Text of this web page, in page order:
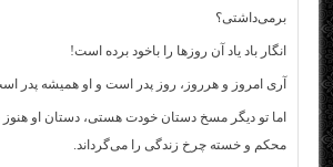
برمی‌داشتی؟
انگار باد یاد آن روزها را باخود برده است!
آری امروز و هرروز، روز پدر است و او همیشه پدر
اما تو دیگر مسخ دستان خودت هستی، دستان او
محکم و خسته چرخ زندگی را می‌گرداند.